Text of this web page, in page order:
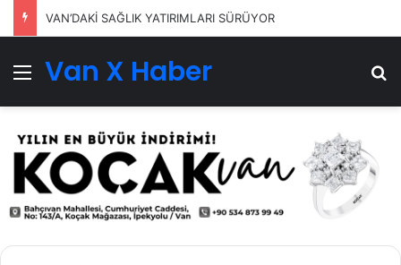
VAN’DAKİ SAĞLIK YATIRIMLARI SÜRÜYOR
Menü
Van X Haber